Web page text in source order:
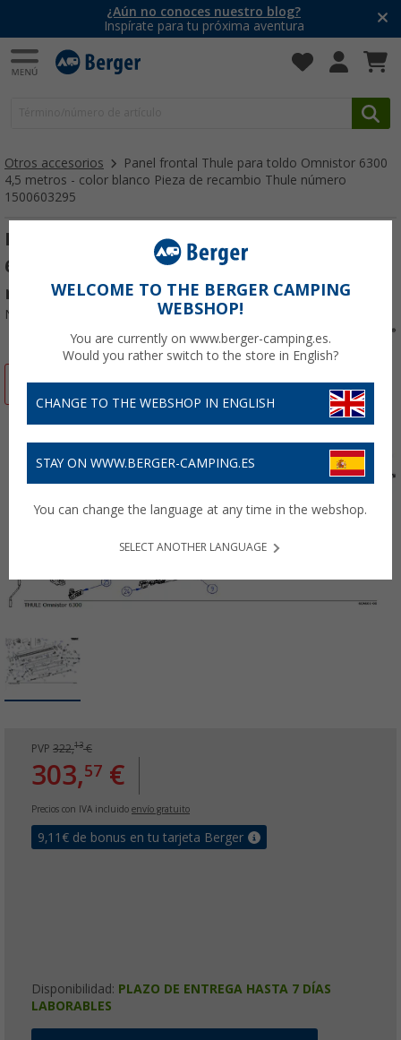
¿Aún no conoces nuestro blog?
Inspírate para tu próxima aventura
Otros accesorios
Panel frontal Thule para toldo Omnistor 6300
4,5 metros - color blanco Pieza de recambio Thule número
1500603295
Panel frontal Thule para toldo Omnistor
6300 4,5 metros - color blanco Pieza de
recambio Thule número 1500603295
Nº de artículo 208176
-5%
PVP 322,13€
303,57 €
Precios con IVA incluido envío gratuito
9,11 € de bonus en tu tarjeta Berger
Disponibilidad: PLAZO DE ENTREGA HASTA 7 DÍAS
LABORABLES
WELCOME TO THE BERGER CAMPING
WEBSHOP!
You are currently on www.berger-camping.es.
Would you rather switch to the store in English?
CHANGE TO THE WEBSHOP IN ENGLISH
STAY ON WWW.BERGER-CAMPING.ES
You can change the language at any time in the webshop.
SELECT ANOTHER LANGUAGE